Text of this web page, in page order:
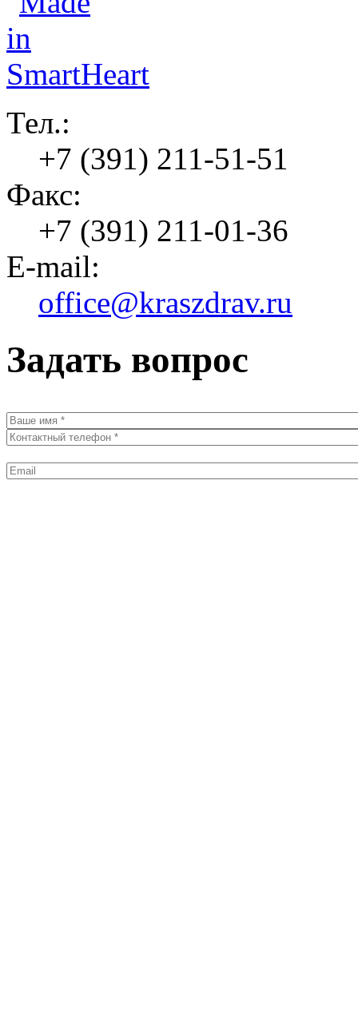
Тел.:
+7 (391) 211-51-51
Факс:
+7 (391) 211-01-36
E-mail:
office@kraszdrav.ru
Задать вопрос